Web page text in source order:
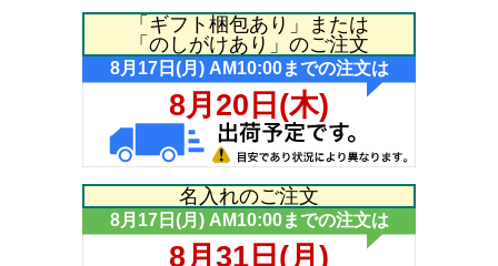
「ギフト梱包あり」または
「のしがけあり」のご注文
名入れのご注文